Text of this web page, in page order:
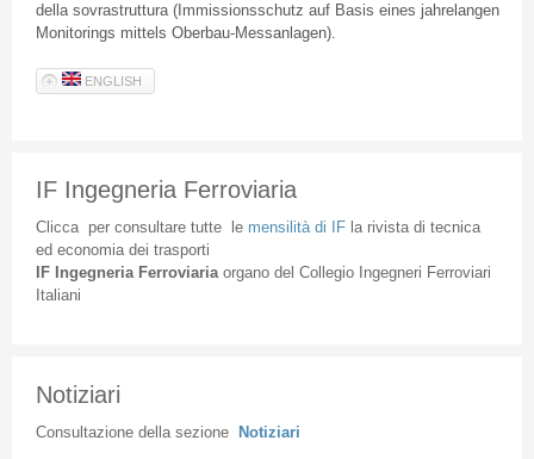
della sovrastruttura (Immissionsschutz auf Basis eines jahrelangen
Monitorings mittels Oberbau-Messanlagen).
ENGLISH
IF Ingegneria Ferroviaria
Cliccaper consultare tuttele mensilità di IFla rivista di tecnica
ed economia dei trasporti
IF Ingegneria Ferroviaria organodel Collegio Ingegneri Ferroviari
Italiani
Notiziari
Consultazione della sezione Notiziari